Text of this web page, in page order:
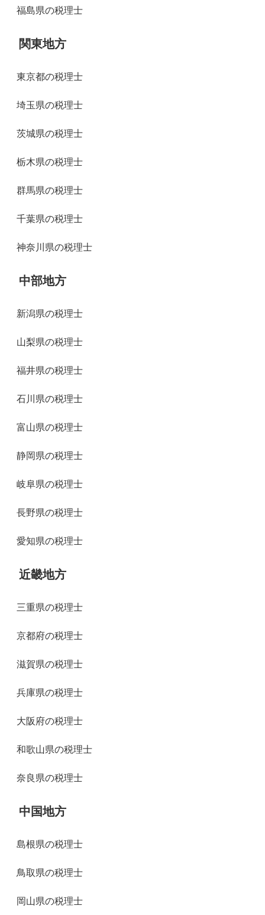
福島県の税理士
関東地方
東京都の税理士
埼玉県の税理士
茨城県の税理士
栃木県の税理士
群馬県の税理士
千葉県の税理士
神奈川県の税理士
中部地方
新潟県の税理士
山梨県の税理士
福井県の税理士
石川県の税理士
富山県の税理士
静岡県の税理士
岐阜県の税理士
長野県の税理士
愛知県の税理士
近畿地方
三重県の税理士
京都府の税理士
滋賀県の税理士
兵庫県の税理士
大阪府の税理士
和歌山県の税理士
奈良県の税理士
中国地方
島根県の税理士
鳥取県の税理士
岡山県の税理士